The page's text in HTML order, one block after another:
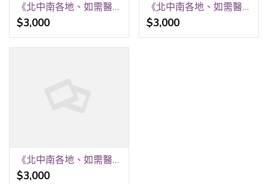
《北中南各地、如需醫院、居家看護》24H 《請提早預約、才可能會有看護》 祝福平安、健康。 聯福專業«看護»派遣中心《關心您》 洽詢王r 0912-473-967
$3,000
《北中南各地、如需醫院、居家看護》24H 《請提早預約、才可能會有看護》 祝福平安、健康。 聯福專業«看護»派遣中心《關心您》 洽詢王r 0912-473-967
$3,000
《北中南各地、如需醫院、居家看護》24H 《請提早預約、才可能會有看護》 祝福平安、健康。 聯福專業«看護»派遣中心《關心您》 洽詢王r 0912-473-967
$3,000